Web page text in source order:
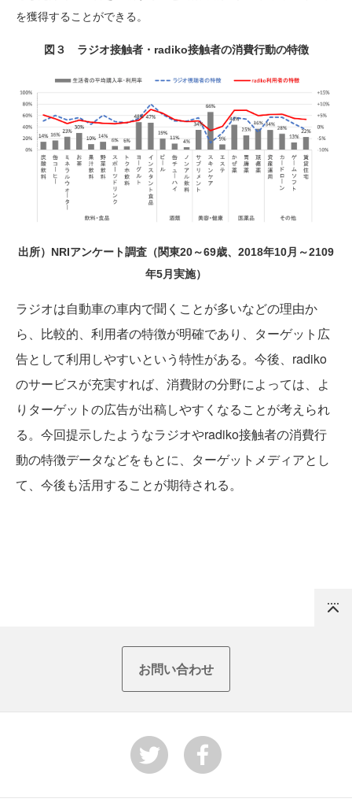
を獲得することができる。
図３ ラジオ接触者・radiko接触者の消費行動の特徴
出所）NRIアンケート調査（関東20～69歳、2018年10月～2109
年5月実施）
ラジオは自動車の車内で聞くことが多いなどの理由か
ら、比較的、利用者の特徴が明確であり、ターゲット広
告として利用しやすいという特性がある。今後、radiko
のサービスが充実すれば、消費財の分野によっては、よ
りターゲットの広告が出稿しやすくなることが考えられ
る。今回提示したようなラジオやradiko接触者の消費行
動の特徴データなどをもとに、ターゲットメディアとし
て、今後も活用することが期待される。
お問い合わせ